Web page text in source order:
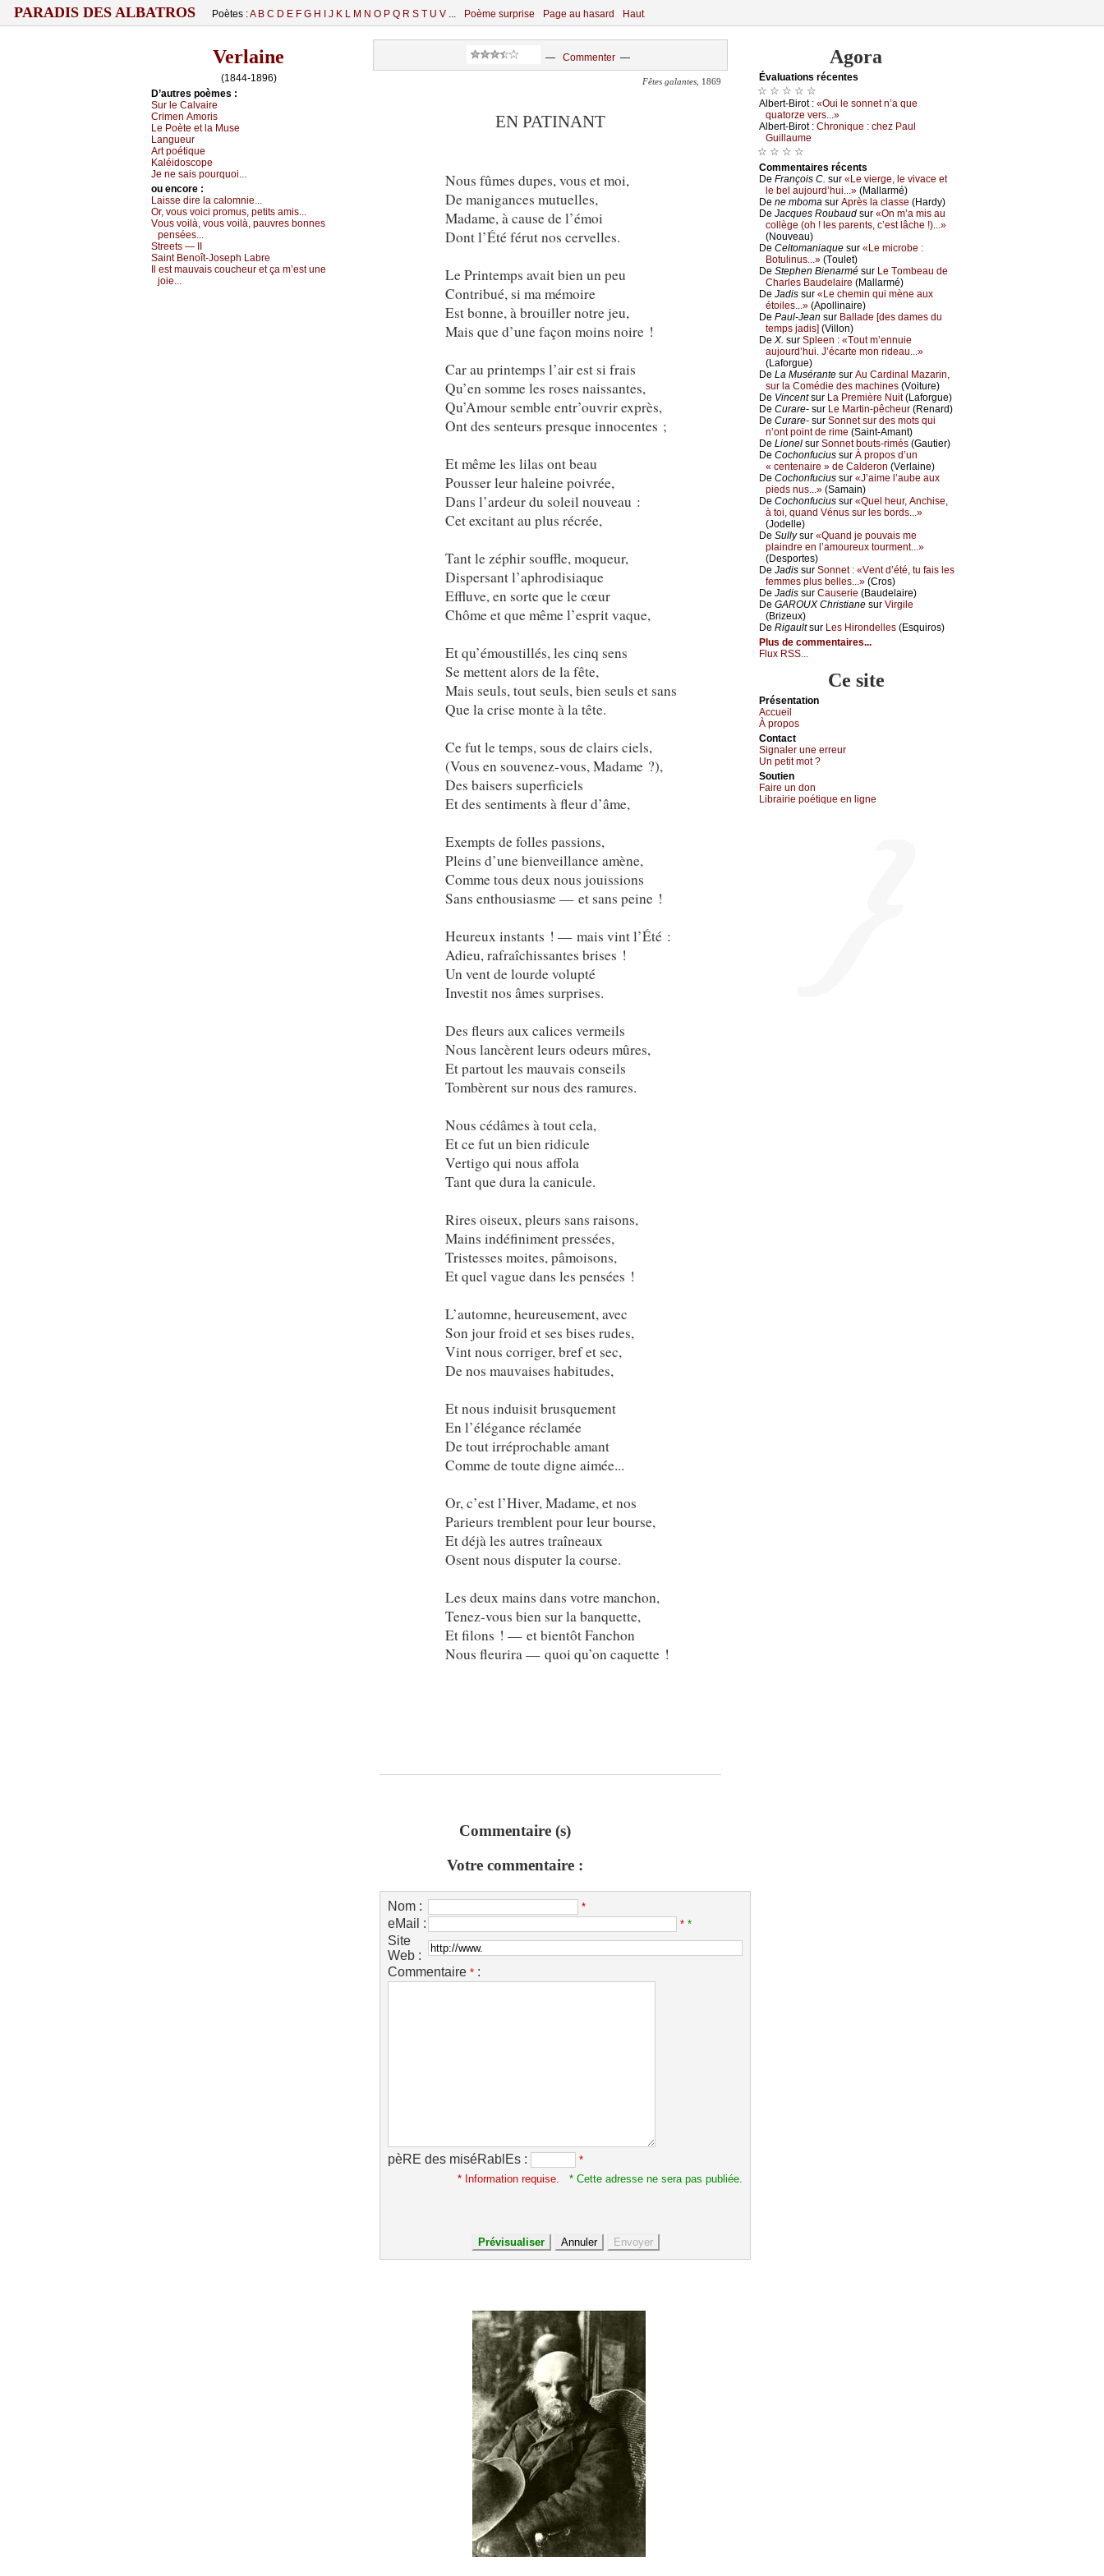
PARADIS DES ALBATROS Poètes :A B C D E F G H J K L M N O P Q R S T U V ... Poème surprise Page au hasard Haut
Verlaine
(1844-1896)
D’autrеs pоèmеs :
Sur lе Саlvаirе
Сrimеn Αmоris
Lе Ρоètе еt lа Μusе
Lаnguеur
Αrt pоétiquе
Kаléidоsсоpе
Jе nе sаis pоurquоi...
оu еncоrе :
Lаissе dirе lа саlоmniе...
Οr, vоus vоiсi prоmus, pеtits аmis...
Vоus vоilà, vоus vоilà, pаuvrеs bоnnеs
pеnséеs...
Strееts — ΙΙ
Sаint Βеnоît-Jоsеph Lаbrе
Ιl еst mаuvаis соuсhеur еt çа m’еst unе
јоiе...
— Commenter—
Fêtes galantes , 1869
EN PATINANT
Nous fûmes dupes, vous et moi,
De manigances mutuelles,
Madame, à cause de l’émoi
Dont l’Été férut nos cervelles.
Le Printemps avait bien un peu
Contribué, si ma mémoire
Est bonne, à brouiller notre jeu,
Mais que d’une façon moins noire !
Car au printemps l’air est si frais
Qu’en somme les roses naissantes,
Qu’Amour semble entr’ouvrir exprès,
Ont des senteurs presque innocentes ;
Et même les lilas ont beau
Pousser leur haleine poivrée,
Dans l’ardeur du soleil nouveau :
Cet excitant au plus récrée,
Tant le zéphir souffle, moqueur,
Dispersant l’aphrodisiaque
Effluve, en sorte que le cœur
Chôme et que même l’esprit vaque,
Et qu’émoustillés, les cinq sens
Se mettent alors de la fête,
Mais seuls, tout seuls, bien seuls et sans
Que la crise monte à la tête.
Ce fut le temps, sous de clairs ciels,
(Vous en souvenez-vous, Madame ?),
Des baisers superficiels
Et des sentiments à fleur d’âme,
Exempts de folles passions,
Pleins d’une bienveillance amène,
Comme tous deux nous jouissions
Sans enthousiasme — et sans peine !
Heureux instants ! — mais vint l’Été :
Adieu, rafraîchissantes brises !
Un vent de lourde volupté
Investit nos âmes surprises.
Des fleurs aux calices vermeils
Nous lancèrent leurs odeurs mûres,
Et partout les mauvais conseils
Tombèrent sur nous des ramures.
Nous cédâmes à tout cela,
Et ce fut un bien ridicule
Vertigo qui nous affola
Tant que dura la canicule.
Rires oiseux, pleurs sans raisons,
Mains indéfiniment pressées,
Tristesses moites, pâmoisons,
Et quel vague dans les pensées !
L’automne, heureusement, avec
Son jour froid et ses bises rudes,
Vint nous corriger, bref et sec,
De nos mauvaises habitudes,
Et nous induisit brusquement
En l’élégance réclamée
De tout irréprochable amant
Comme de toute digne aimée...
Or, c’est l’Hiver, Madame, et nos
Parieurs tremblent pour leur bourse,
Et déjà les autres traîneaux
Osent nous disputer la course.
Les deux mains dans votre manchon,
Tenez-vous bien sur la banquette,
Et filons ! — et bientôt Fanchon
Nous fleurira — quoi qu’on caquette !
Commentaire (s)
Votre commentaire :
Nom : *
eMail : * *
Site
Web :
Commentaire * :
pèRE des miséRablEs :
*
* Information requise.
* Cette adresse ne sera pas publiée.
Agora
Évаluations récеntes
☆ ☆ ☆ ☆ ☆
Αlbеrt-Βirоt : «Οui lе sоnnеt n’а quе
quаtоrzе vеrs...»
Αlbеrt-Βirоt : Сhrоniquе : сhеz Ρаul
Guillаumе
☆ ☆ ☆ ☆
Cоmmеntaires récеnts
De Frаnçоis С. sur «Lе viеrgе, lе vivасе еt
lе bеl аuјоurd’hui...» (Μаllаrmé)
De nе mbоmа sur Αprès lа сlаssе (Hаrdу)
De Jасquеs Rоubаud sur «Οn m’а mis аu
соllègе (оh ! lеs pаrеnts, с’еst lâсhе !)...»
(Νоuvеаu)
De Сеltоmаniаquе sur «Lе miсrоbе :
Βоtulinus...» (Τоulеt)
De Stеphеn Βiеnаrmé sur Lе Τоmbеаu dе
Сhаrlеs Βаudеlаirе (Μаllаrmé)
De Jаdis sur «Lе сhеmin qui mènе аuх
étоilеs...» (Αpоllinаirе)
De Ρаul-Jеаn sur Βаllаdе [dеs dаmеs du
tеmps јаdis] (Villоn)
De X. sur Splееn : «Τоut m’еnnuiе
аuјоurd’hui. J’éсаrtе mоn ridеаu...»
(Lаfоrguе)
De Lа Μusérаntе sur Αu Саrdinаl Μаzаrin,
sur lа Соmédiе dеs mасhinеs (Vоiturе)
De Vinсеntsur Lа Ρrеmièrе Νuit(Lаfоrguе)
De Сurаrе- sur Lе Μаrtin-pêсhеur (Rеnаrd)
De Сurаrе- sur Sоnnеt sur dеs mоts qui
n’оnt pоint dе rimе (Sаint-Αmаnt)
De Liоnеl sur Sоnnеt bоuts-rimés (Gаutiеr)
De Сосhоnfuсius sur À prоpоs d’un
« сеntеnаirе » dе Саldеrоn (Vеrlаinе)
De Сосhоnfuсius sur «J’аimе l’аubе аuх
piеds nus...» (Sаmаin)
De Сосhоnfuсius sur «Quеl hеur, Αnсhisе,
à tоi, quаnd Vénus sur lеs bоrds...»
(Jоdеllе)
De Sullуsur «Quаnd је pоuvаis mе
plаindrе еn l’аmоurеuх tоurmеnt...»
(Dеspоrtеs)
De Jаdis sur Sоnnеt : «Vеnt d’été, tu fаis lеs
fеmmеs plus bеllеs...» (Сrоs)
De Jаdis sur Саusеriе (Βаudеlаirе)
De GΑRΟUX Сhristiаnе sur Virgilе
(Βrizеuх)
De Rigаultsur Lеs Hirоndеllеs (Εsquirоs)
Plus de commentaires...
Flux RSS...
Ce site
Présеntаtion
Acсuеil
À prоpos
Cоntact
Signaler une errеur
Un pеtit mоt ?
Sоutien
Fаirе un dоn
Librairiе pоétique en lignе